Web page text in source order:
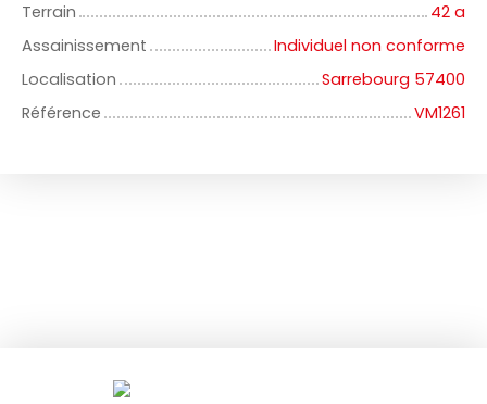
Terrain
42 a
Assainissement
Individuel non conforme
Localisation
Sarrebourg 57400
Référence
VM1261